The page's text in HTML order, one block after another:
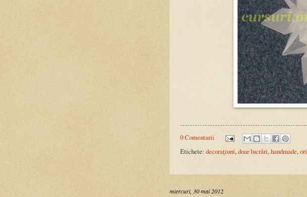
0 Comentarii
Etichete: decoraţiuni,doar lucrări,handmade,
miercuri, 30 mai 2012